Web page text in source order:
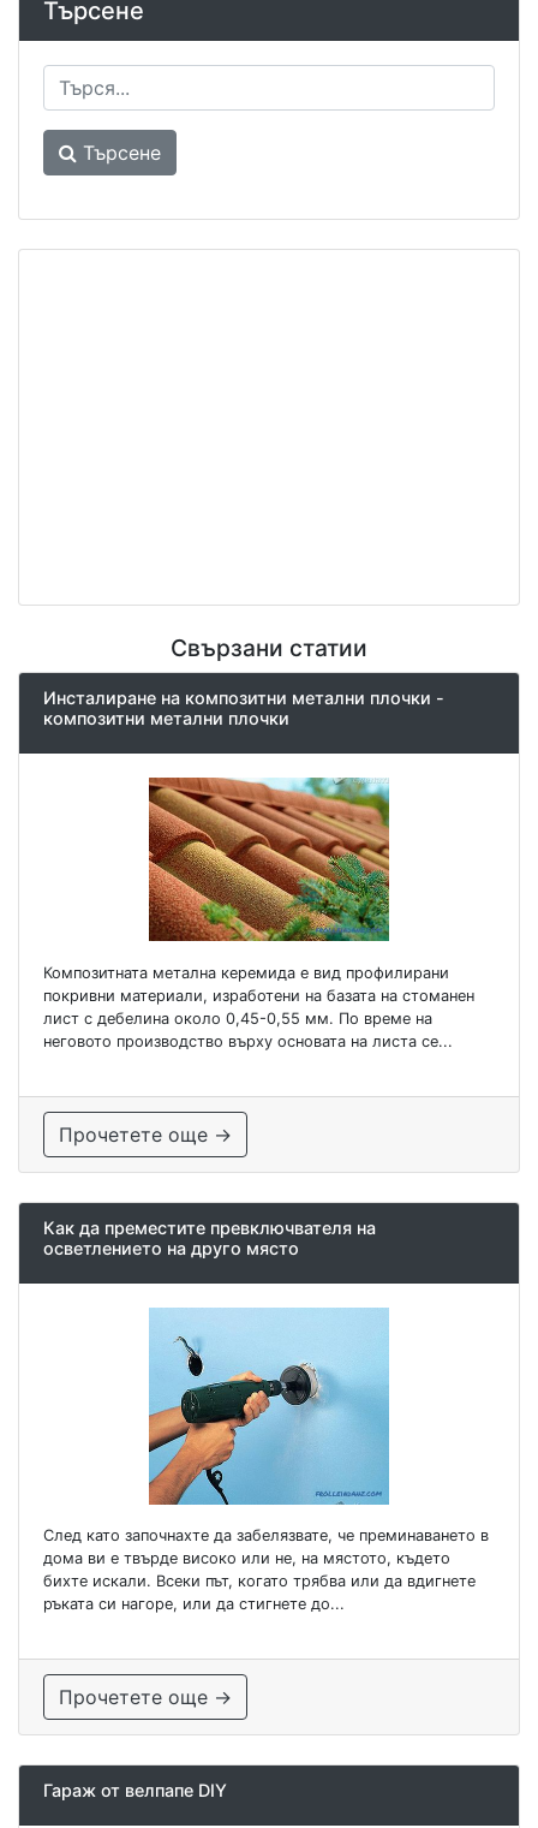
Търсене
Търсене
Свързани статии
Инсталиране на композитни метални плочки -
композитни метални плочки
Композитната метална керемида е вид профилирани
покривни материали, изработени на базата на стоманен
лист с дебелина около 0,45-0,55 мм. По време на
неговото производство върху основата на листа се...
Прочетете още →
Как да преместите превключвателя на
осветлението на друго място
След като започнахте да забелязвате, че преминаването в
дома ви е твърде високо или не, на мястото, където
бихте искали. Всеки път, когато трябва или да вдигнете
ръката си нагоре, или да стигнете до...
Прочетете още →
Гараж от велпапе DIY